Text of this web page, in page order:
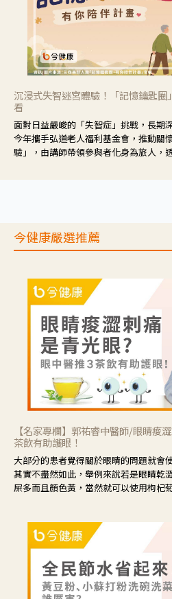
沉浸式失智迷宮體驗！「記憶鑰匙
看
面對日益嚴峻的「失智症」挑戰，長期
今年攜手弘道老人福利基金會，推動關懷計畫。 透過沉浸
驗」，由講師帶領參與者化身為旅人，
今健康嚴選推薦
【名家專欄】郭祐睿中醫師/眼睛痠
茶飲有助護眼！
大部分的患者覺得關於眼睛的問題就會
其實不盡然如此，舉例來說若是眼睛乾
屎多而且顏色黃，當然就可以使用枸杞
候就要使用菊花、金銀花來治療；假如
眼睛周圍沒有眼屎，這種情況是屬於「
藕、麥門冬、山藥等比較滋潤的藥材，